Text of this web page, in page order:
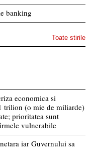
banking
Toate stirile
economica si
trilion (o mie de miliarde)
prioritatea sunt
vulnerabile
iar Guvernului sa